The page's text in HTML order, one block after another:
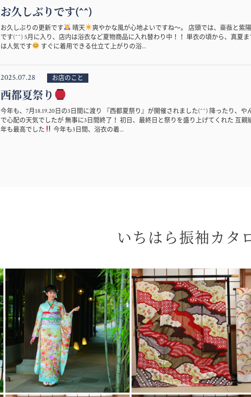
お久しぶりです(^^)
お久しぶりの更新です 晴天
爽やかな風が心地よいですね〜。 店頭では、薔薇と紫
です(^^) 5月に入り、店内は浴衣など夏物商品に入れ替わり中！！ 単衣の頃から、真夏
は人気です
すぐに着用できる仕立て上がりの浴...
2025.07.28 お店のこと
西都夏祭り
今年も、7月18.19.20日の3日間に渡り 『西都夏祭り』が開催されました(^^) 降ったり、や
で心配の天気でしたが 無事に3日間終了！ 初日、最終日と祭りを盛り上げてくれた 互親
年も最高でした
今年も3日間、浴衣の着...
いちはら振袖カタ